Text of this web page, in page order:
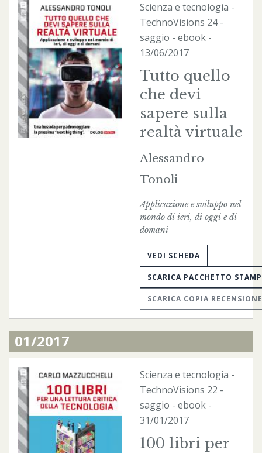
Scienza e tecnologia -
TechnoVisions 24 -
saggio - ebook -
13/06/2017
Tutto quello
che devi
sapere sulla
realtà virtuale
Alessandro
Tonoli
Applicazione e sviluppo nel
mondo di ieri, di oggi e di
domani
VEDI SCHEDA
SCARICA PACCHETTO
SCARICA COPIA RECENSIONE
01/2017
Scienza e tecnologia -
TechnoVisions 22 -
saggio - ebook -
31/01/2017
100 libri per